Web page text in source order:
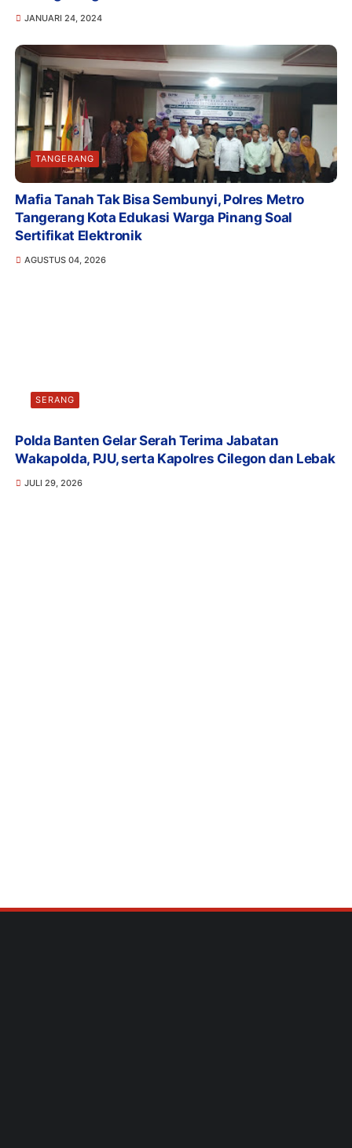
JANUARI 24, 2024
TANGERANG
Mafia Tanah Tak Bisa Sembunyi, Polres Metro
Tangerang Kota Edukasi Warga Pinang Soal
Sertifikat Elektronik
AGUSTUS 04, 2026
SERANG
Polda Banten Gelar Serah Terima Jabatan
Wakapolda, PJU, serta Kapolres Cilegon dan Lebak
JULI 29, 2026